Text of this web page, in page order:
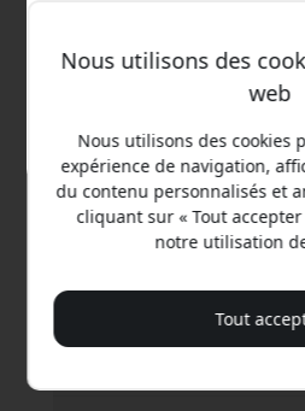
39.99
Achetez
Expédition de
Nous utilisons des
web
Nous utilisons des cookies
expérience de navigation,
du contenu personnalisés et
cliquant sur « Tout
notre utilisation
Tout
Non, je préfère